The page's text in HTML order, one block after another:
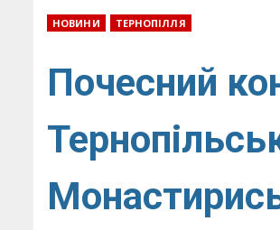
НОВИНИ ТЕРНОПІЛЛЯ
Почесний